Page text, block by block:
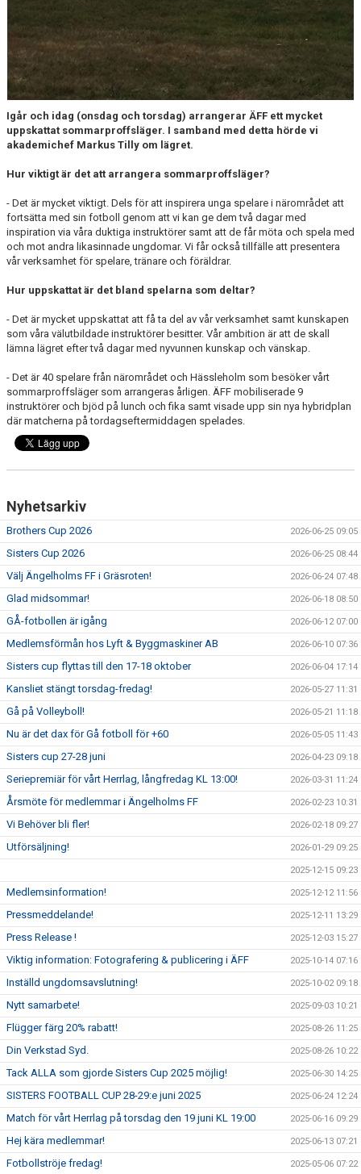
Igår och idag (onsdag och torsdag) arrangerar ÄFF ett mycket
uppskattat sommarproffsläger. I samband med detta hörde vi
akademichef Markus Tilly om lägret.
Hur viktigt är det att arrangera sommarproffsläger?
- Det är mycket viktigt. Dels för att inspirera unga spelare i närområdet att
fortsätta med sin fotboll genom att vi kan ge dem två dagar med
inspiration via våra duktiga instruktörer samt att de får möta och spela med
och mot andra likasinnade ungdomar. Vi får också tillfälle att presentera
vår verksamhet för spelare, tränare och föräldrar.
Hur uppskattat är det bland spelarna som deltar?
- Det är mycket uppskattat att få ta del av vår verksamhet samt kunskapen
som våra välutbildade instruktörer besitter. Vår ambition är att de skall
lämna lägret efter två dagar med nyvunnen kunskap och vänskap.
- Det är 40 spelare från närområdet och Hässleholm som besöker vårt
sommarproffsläger som arrangeras årligen. ÄFF mobiliserade 9
instruktörer och bjöd på lunch och fika samt visade upp sin nya hybridplan
där matcherna på tordagseftermiddagen spelades.
Nyhetsarkiv
Brothers Cup 2026 2026-06-25 09:05
Sisters Cup 2026 2026-06-25 08:44
Välj Ängelholms FF i Gräsroten! 2026-06-24 07:48
Glad midsommar! 2026-06-18 08:50
GÅ-fotbollen är igång 2026-06-12 07:00
Medlemsförmån hos Lyft & Byggmaskiner AB 2026-06-10 07:36
Sisters cup flyttas till den 17-18 oktober 2026-06-04 17:14
Kansliet stängt torsdag-fredag! 2026-05-27 11:31
Gå på Volleyboll! 2026-05-21 11:18
Nu är det dax för Gå fotboll för +60 2026-05-05 11:43
Sisters cup 27-28 juni 2026-04-23 09:18
Seriepremiär för vårt Herrlag, långfredag KL 13:00! 2026-03-31 11:24
Årsmöte för medlemmar i Ängelholms FF 2026-02-23 10:31
Vi Behöver bli fler! 2026-02-18 09:27
Utförsäljning! 2026-01-29 09:25
2025-12-15 09:23
Medlemsinformation! 2025-12-12 11:56
Pressmeddelande! 2025-12-11 13:29
Press Release ! 2025-12-03 15:27
Viktig information: Fotografering & publicering i ÄFF 2025-10-14 07:16
Inställd ungdomsavslutning! 2025-10-02 09:18
Nytt samarbete! 2025-09-03 10:21
Flügger färg 20% rabatt! 2025-08-26 11:25
Din Verkstad Syd. 2025-08-26 10:22
Tack ALLA som gjorde Sisters Cup 2025 möjlig! 2025-06-30 14:25
SISTERS FOOTBALL CUP 28-29:e juni 2025 2025-06-24 12:24
Match för vårt Herrlag på torsdag den 19 juni KL 19:00 2025-06-16 09:29
Hej kära medlemmar! 2025-06-13 07:21
Fotbollströje fredag! 2025-05-06 07:22